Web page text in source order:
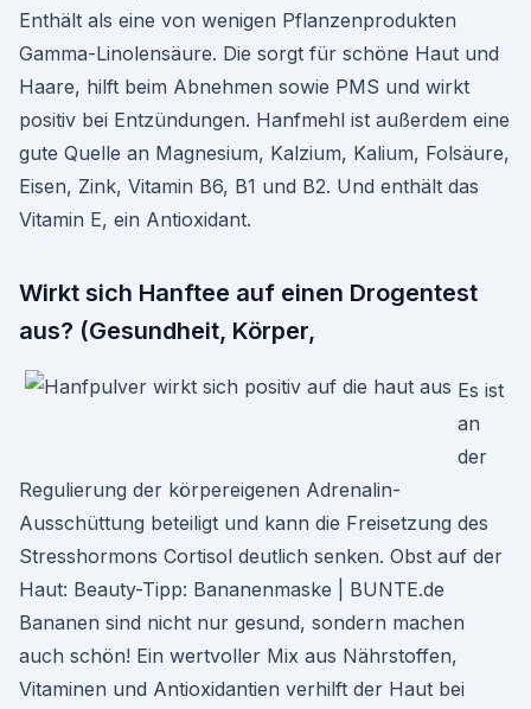
Enthält als eine von wenigen Pflanzenprodukten
Gamma-Linolensäure. Die sorgt für schöne Haut und
Haare, hilft beim Abnehmen sowie PMS und wirkt
positiv bei Entzündungen. Hanfmehl ist außerdem eine
gute Quelle an Magnesium, Kalzium, Kalium, Folsäure,
Eisen, Zink, Vitamin B6, B1 und B2. Und enthält das
Vitamin E, ein Antioxidant.
Wirkt sich Hanftee auf einen Drogentest
aus? (Gesundheit, Körper,
Es ist
an
der
Regulierung der körpereigenen Adrenalin-
Ausschüttung beteiligt und kann die Freisetzung des
Stresshormons Cortisol deutlich senken. Obst auf der
Haut: Beauty-Tipp: Bananenmaske | BUNTE.de
Bananen sind nicht nur gesund, sondern machen
auch schön! Ein wertvoller Mix aus Nährstoffen,
Vitaminen und Antioxidantien verhilft der Haut bei